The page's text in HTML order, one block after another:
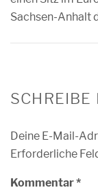
Sachsen-Anhalt
Deine E-Mail-
Erforderliche
Kommentar*